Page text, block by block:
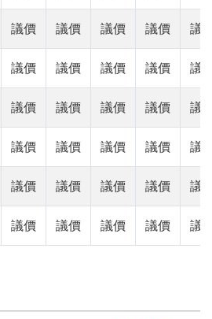
議價 議價 議價 議價 議
議價 議價 議價 議價 議
議價 議價 議價 議價 議
議價 議價 議價 議價 議
議價 議價 議價 議價 議
議價 議價 議價 議價 議